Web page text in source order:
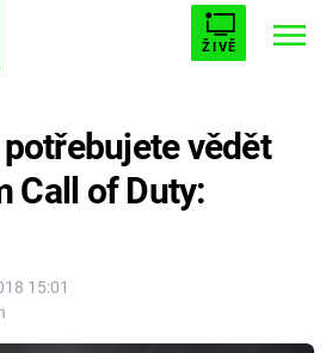
ŽIVĚ
AVENGERS 5
15:01
vědět
Call of Duty: